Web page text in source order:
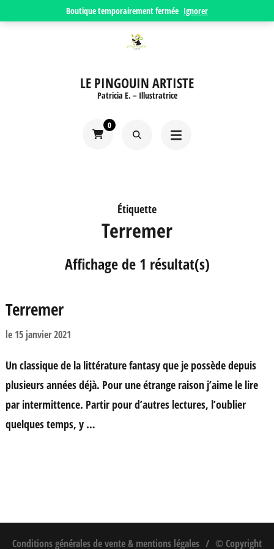
Boutique temporairement fermée Ignorer
LE PINGOUIN ARTISTE
Patricia E. – Illustratrice
0
Étiquette
Terremer
Affichage de 1 résultat(s)
Terremer
le 15 janvier 2021
Un classique de la littérature fantasy que je possède depuis
plusieurs années déjà. Pour une étrange raison j’aime le lire
par intermittence. Partir pour d’autres lectures, l’oublier
quelques temps, y …
Conditions générales de vente & mentions légales © Copyright